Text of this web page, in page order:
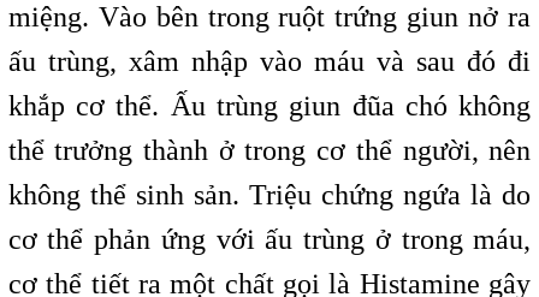
miệng. Vào bên trong ruột trứng giun nở ra
ấu trùng, xâm nhập vào máu và sau đó đi
khắp cơ thể. Ấu trùng giun đũa chó không
thể trưởng thành ở trong cơ thể người, nên
không thể sinh sản. Triệu chứng ngứa là do
cơ thể phản ứng với ấu trùng ở trong máu,
cơ thể tiết ra một chất gọi là Histamine gây